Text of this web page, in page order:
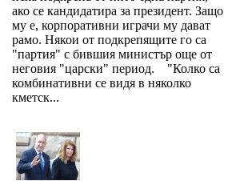
ако се кандидатира за президент. Защо
му е, корпоративни играчи му дават
рамо. Някои от подкрепящите го са
"партия" с бившия министър още от
неговия "царски" период. "Колко са
комбинативни се видя в няколко
кметск...